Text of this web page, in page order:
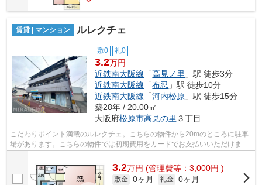
賃貸 | マンション ルレクチェ
敷0 礼0
3.2万円
近鉄南大阪線 「高見ノ里 」駅 徒歩3分
近鉄南大阪線 「布忍 」駅 徒歩10分
近鉄南大阪線 「河内松原 」駅 徒歩15分
築28年 / 20.00㎡
大阪府松原市高見の里 ３丁目
こだわりポイント満載のルレクチェ。こちらの物件から20mのところに駐車
場があります。こちらの物件では初期費用をカードでお支払いいただけま
す。2駅利用可能な物件なので、用途や行...
3.2万円 (管理費等：3,000円 )
敷金 0ヶ月 礼金 0ヶ月